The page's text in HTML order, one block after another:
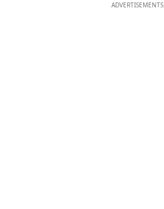
ADVERTISEMENTS